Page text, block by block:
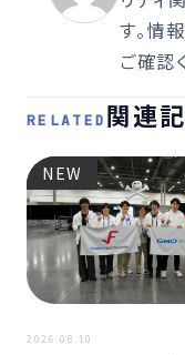
す。情
ご確認
RELATED 関連
NEW
2026.08.10